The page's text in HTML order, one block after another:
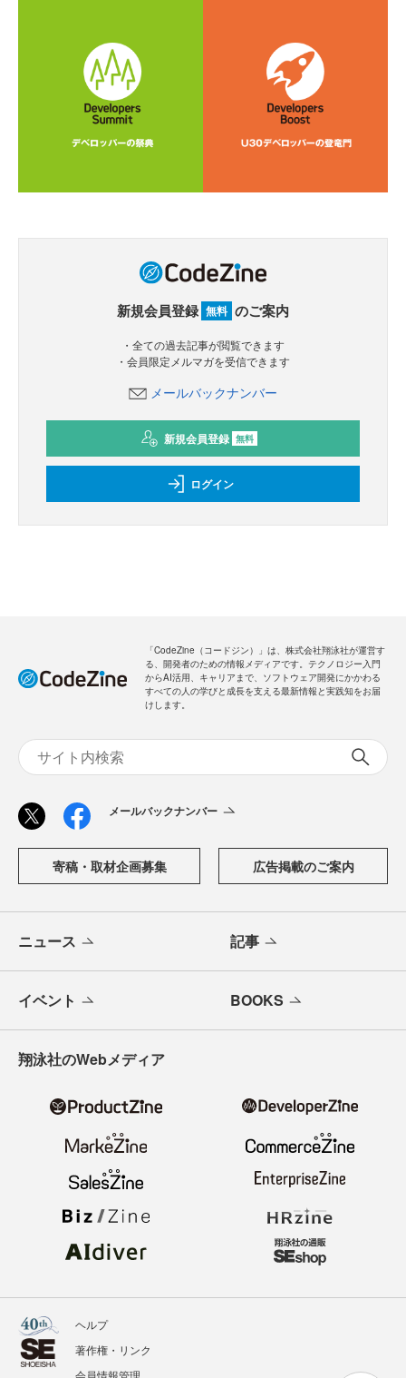
新規会員登録 無料 のご案内
・全ての過去記事が閲覧できます
・会員限定メルマガを受信できます
メールバックナンバー
新規会員登録 無料
ログイン
「CodeZine（コードジン）」は、株式会社翔泳社が運営す
る、開発者のための情報メディアです。テクノロジー入門
からAI活用、キャリアまで、ソフトウェア開発にかかわる
すべての人の学びと成長を支える最新情報と実践知をお届
けします。
メールバックナンバー
寄稿・取材企画募集 広告掲載のご案内
ニュース 記事
イベント BOOKS
翔泳社のWebメディア
ヘルプ
著作権・リンク